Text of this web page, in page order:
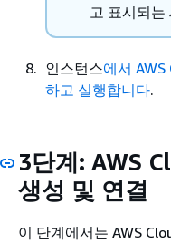
고 표시되는
인스턴스에서
하고 실행합니다.
3단계: AWS
생성 및 연결
이 단계에서는 AWS